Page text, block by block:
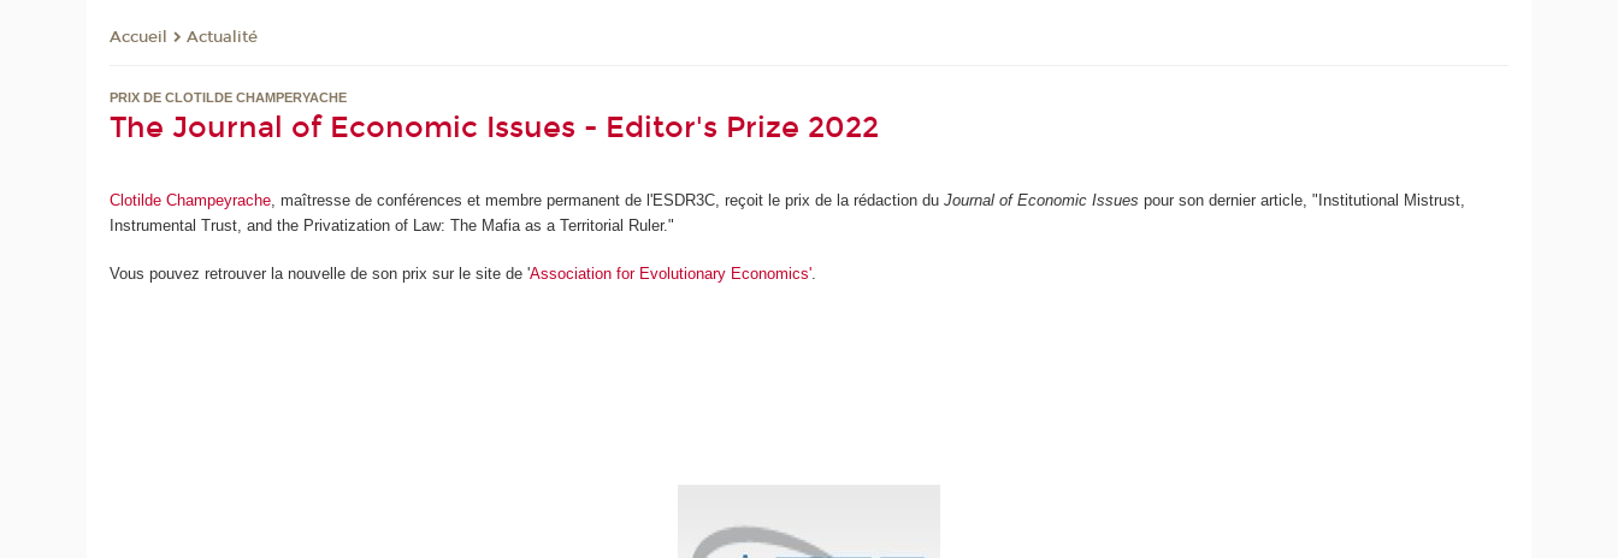
Accueil Actualité
PRIX DE CLOTILDE CHAMPERYACHE
The Journal of Economic Issues - Editor's Prize 2022
Clotilde Champeyrache , maîtresse de conférences et membre permanent de l'ESDR3C, reçoit le prix de la rédaction duJournal of Economic Issuespour son dernier article, "Institutional Mistrust,
Instrumental Trust, and the Privatization of Law: The Mafia as a Territorial Ruler."
Vous pouvez retrouver la nouvelle de son prix sur le site de 'Association for Evolutionary Economics'.